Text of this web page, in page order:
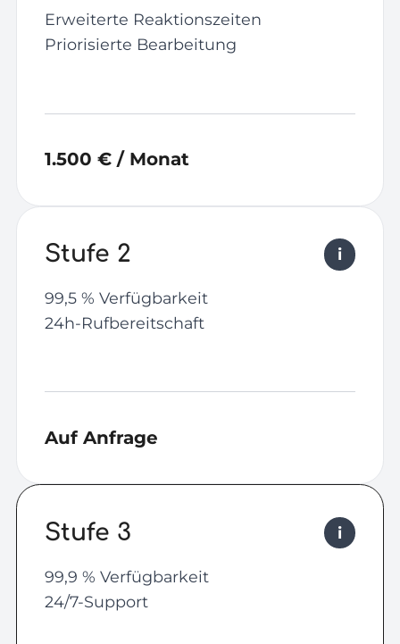
Erweiterte Reaktionszeiten
Priorisierte Bearbeitung
1.500 € / Monat
Stufe 2 i
99,5 % Verfügbarkeit
24h-Rufbereitschaft
Auf Anfrage
Stufe 3 i
99,9 % Verfügbarkeit
24/7-Support